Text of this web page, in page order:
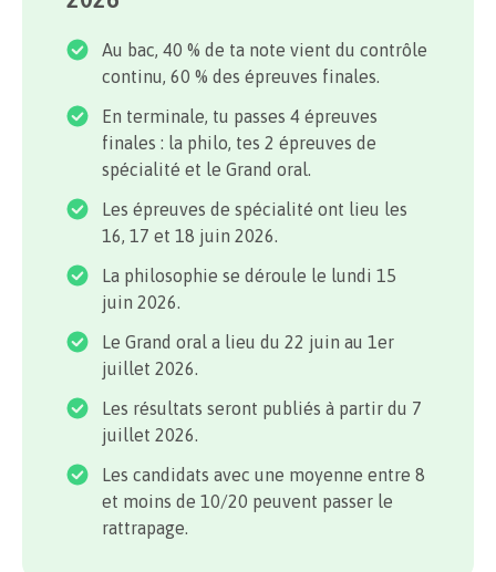
Au bac, 40 % de ta note vient du contrôle
continu, 60 % des épreuves finales.
En terminale, tu passes 4 épreuves
finales : la philo, tes 2 épreuves de
spécialité et le Grand oral.
Les épreuves de spécialité ont lieu les
16, 17 et 18 juin 2026.
La philosophie se déroule le lundi 15
juin 2026.
Le Grand oral a lieu du 22 juin au 1er
juillet 2026.
Les résultats seront publiés à partir du 7
juillet 2026.
Les candidats avec une moyenne entre 8
et moins de 10/20 peuvent passer le
rattrapage.